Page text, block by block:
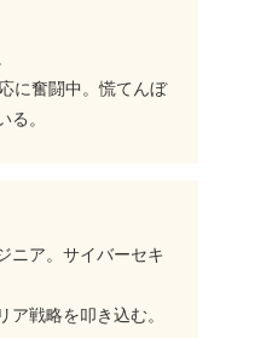
に奮闘中。慌てんぼ
。
ニア。サイバーセキ
戦略を叩き込む。